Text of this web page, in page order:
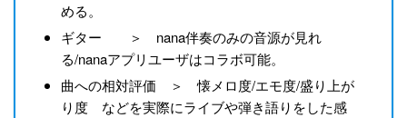
める。
ギター ＞ nana伴奏のみの音源が見れ
る/nanaアプリユーザはコラボ可能。
曲への相対評価 ＞ 懐メロ度/エモ度/盛り上が
り度 などを実際にライブや弾き語りをした感